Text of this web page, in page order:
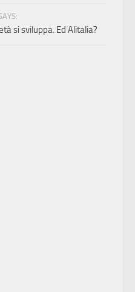
si sviluppa. Ed Alitalia?